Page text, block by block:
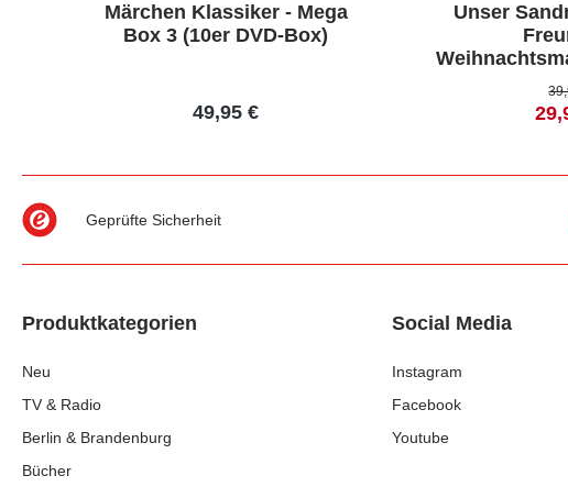
Märchen Klassiker - Mega
Box 3 (10er DVD-Box)
49,95 €
Unser
Geprüfte Sicherheit
Produktkategorien
Neu
TV & Radio
Berlin & Brandenburg
Bücher
Social Media
Instagram
Facebook
Youtube